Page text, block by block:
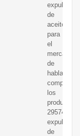
expulsor
de
aceite
para
el
mercado
de
compañía
los
productos
29574
expulsor
de